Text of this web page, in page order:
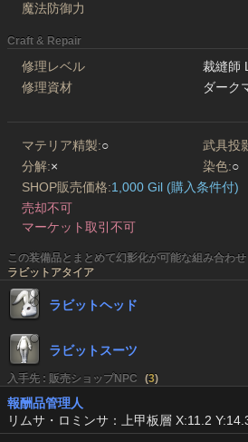
魔法防御力
Craft & Repair
修理レベル
裁縫師
修理資材
ダーク
マテリア精製:○ 武具投
分解:× 染色:○
SHOP販売価格:1,000 Gil (購入条件付)
売却不可
マーケット取引不可
この装備品とまとめて幻影化が可能な組み合わせ
ラビットアタイア
ラビットヘッド
ラビットスーツ
入手先 : 販売ショップNPC (3)
報酬品管理人
リムサ・ロミンサ：上甲板層 X:11.2